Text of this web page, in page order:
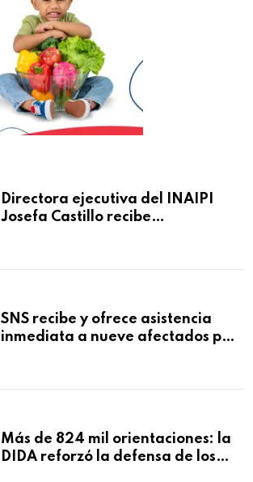
Directora ejecutiva del INAIPI
Josefa Castillo recibe
SNS recibe y ofrece asistencia
inmediata a nueve afectados por
Macorís
Más de 824 mil orientaciones: la
DIDA reforzó la defensa de los